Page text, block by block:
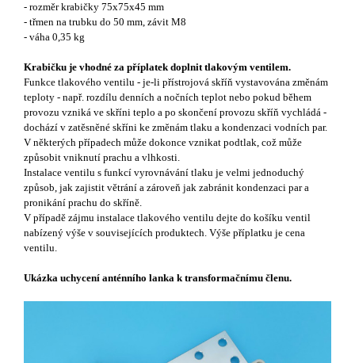
- rozměr krabičky 75x75x45 mm
- třmen na trubku do 50 mm, závit M8
- váha 0,35 kg
Krabičku je vhodné za příplatek doplnit tlakovým ventilem.
Funkce tlakového ventilu - je-li přístrojová skříň vystavována změnám
teploty - např. rozdílu denních a nočních teplot nebo pokud během
provozu vzniká ve skříni teplo a po skončení provozu skříň vychládá -
dochází v zatěsněné skříni ke změnám tlaku a kondenzaci vodních par.
V některých případech může dokonce vznikat podtlak, což může
způsobit vniknutí prachu a vlhkosti.
Instalace ventilu s funkcí vyrovnávání tlaku je velmi jednoduchý
způsob, jak zajistit větrání a zároveň jak zabránit kondenzaci par a
pronikání prachu do skříně.
V případě zájmu instalace tlakového ventilu dejte do košíku ventil
nabízený výše v souvisejících produktech. Výše příplatku je cena
ventilu.
Ukázka uchycení anténního lanka k transformačnímu členu.